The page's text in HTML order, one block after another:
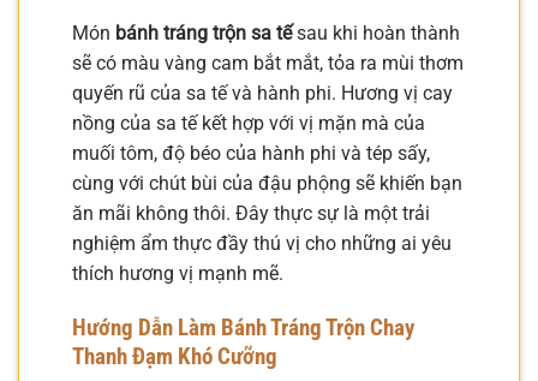
Món bánh tráng trộn sa tếsau khi hoàn thành
sẽ có màu vàng cam bắt mắt, tỏa ra mùi thơm
quyến rũ của sa tế và hành phi. Hương vị cay
nồng của sa tế kết hợp với vị mặn mà của
muối tôm, độ béo của hành phi và tép sấy,
cùng với chút bùi của đậu phộng sẽ khiến bạn
ăn mãi không thôi. Đây thực sự là một trải
nghiệm ẩm thực đầy thú vị cho những ai yêu
thích hương vị mạnh mẽ.
Hướng Dẫn Làm Bánh Tráng Trộn Chay
Thanh Đạm Khó Cưỡng